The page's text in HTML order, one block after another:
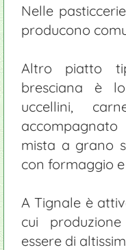
Nelle
producono
Altro piatto
bresciana è
uccellini,
mista a grano
con formaggio
A Tignale è
cui
essere di